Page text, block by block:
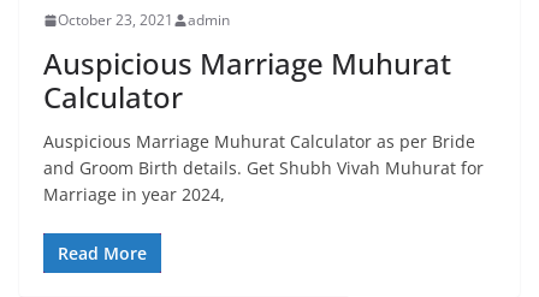
October 23, 2021 admin
Auspicious Marriage Muhurat
Calculator
Auspicious Marriage Muhurat Calculator as per Bride
and Groom Birth details. Get Shubh Vivah Muhurat for
Marriage in year 2024,
Read More